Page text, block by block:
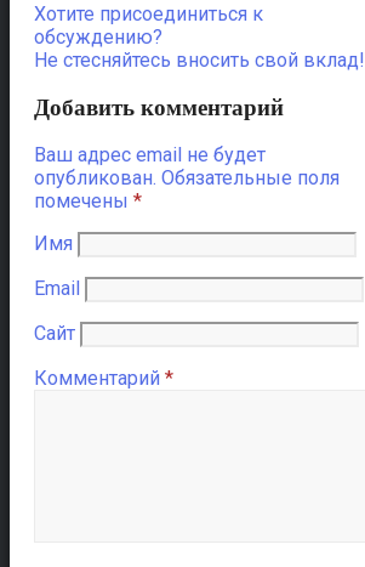
Хотите присоединиться к
обсуждению?
Не стесняйтесь вносить свой вклад!
Добавить комментарий
Ваш адрес email не будет
опубликован. Обязательные поля
помечены *
Имя
Email
Сайт
Комментарий *